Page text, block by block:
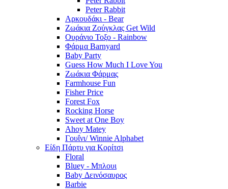
Peter Rabbit
Αρκουδάκι - Bear
Ζωάκια Ζούγκλας Get Wild
Ουράνιο Τοξο - Rainbow
Φάρμα Barnyard
Baby Party
Guess How Much I Love You
Ζωάκια Φάρμας
Farmhouse Fun
Fisher Price
Forest Fox
Rocking Horse
Sweet at One Boy
Ahoy Matey
Γουΐνι/ Winnie Alphabet
Είδη Πάρτυ για Κορίτσι
Floral
Bluey - Μπλουι
Baby Δεινόσαυρος
Barbie